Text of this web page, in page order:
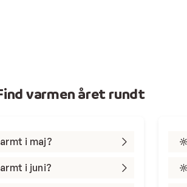
varmen året rundt
i maj?
i juni?